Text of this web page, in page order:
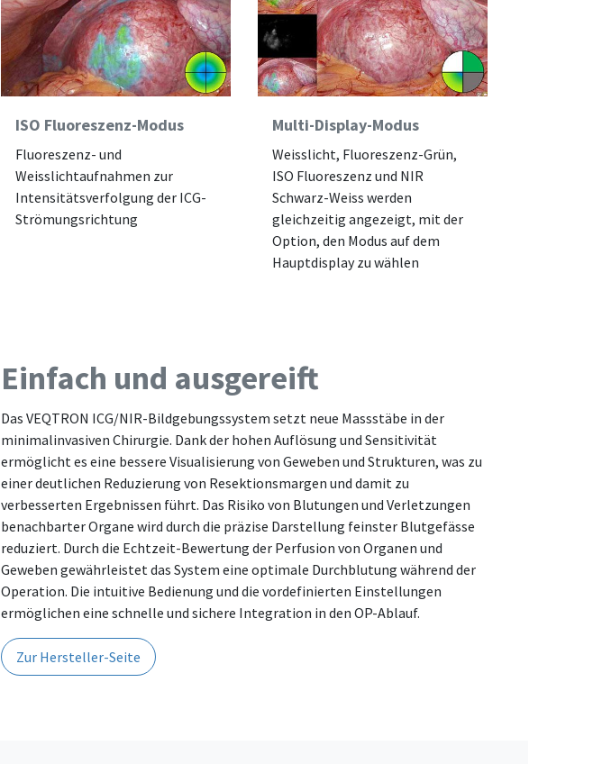
ISO Fluoreszenz-Modus
Fluoreszenz- und
Weisslichtaufnahmen zur
Intensitätsverfolgung der ICG-
Strömungsrichtung
Multi-Display-Modus
Weisslicht, Fluoreszenz-Grün,
ISO Fluoreszenz und NIR
Schwarz-Weiss werden
gleichzeitig angezeigt, mit der
Option, den Modus auf dem
Hauptdisplay zu wählen
Einfach und ausgereift
Das VEQTRON ICG/NIR-Bildgebungssystem setzt neue Massstäbe in der
minimalinvasiven Chirurgie. Dank der hohen Auflösung und Sensitivität
ermöglicht es eine bessere Visualisierung von Geweben und Strukturen, was zu
einer deutlichen Reduzierung von Resektionsmargen und damit zu
verbesserten Ergebnissen führt. Das Risiko von Blutungen und Verletzungen
benachbarter Organe wird durch die präzise Darstellung feinster Blutgefässe
reduziert. Durch die Echtzeit-Bewertung der Perfusion von Organen und
Geweben gewährleistet das System eine optimale Durchblutung während der
Operation. Die intuitive Bedienung und die vordefinierten Einstellungen
ermöglichen eine schnelle und sichere Integration in den OP-Ablauf.
Zur Hersteller-Seite